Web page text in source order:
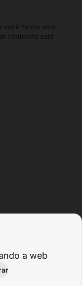
você tenha uma
conteúdo está
a web